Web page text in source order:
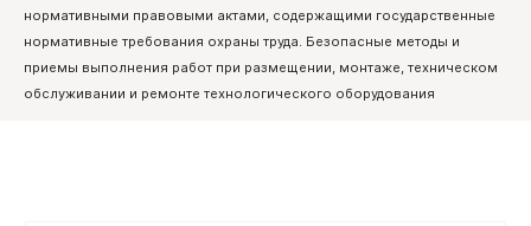
нормативными правовыми актами, содержащими государственные
нормативные требования охраны труда. Безопасные методы и
приемы выполнения работ при размещении, монтаже, техническом
обслуживании и ремонте технологического оборудования